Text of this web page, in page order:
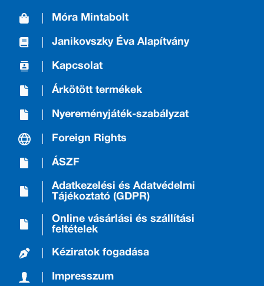
Móra Mintabolt
Janikovszky Éva Alapítvány
Kapcsolat
Árkötött termékek
Nyereményjáték-szabályzat
Foreign Rights
ÁSZF
Adatkezelési és Adatvédelmi
Tájékoztató (GDPR)
Online vásárlási és szállítási
feltételek
Kéziratok fogadása
Impresszum